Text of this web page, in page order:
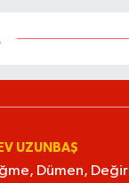
UZUNBAŞ
Dümen,